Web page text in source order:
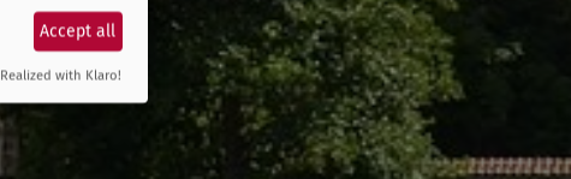
Accept all
Realized with Klaro!